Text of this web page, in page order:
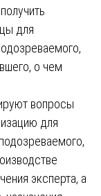
для
о чем
вопросы
для
эксперта, а